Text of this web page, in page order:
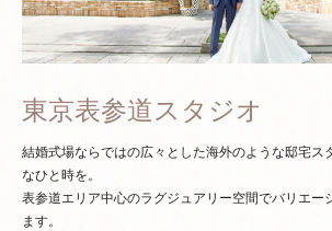
東京表参道スタジオ
結婚式場ならではの広々とした海外のような邸宅ス
なひと時を。
表参道エリア中心のラグジュアリー空間でバリエー
ます。